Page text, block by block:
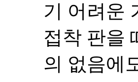
기 어려운
접착 판을
의 없음에